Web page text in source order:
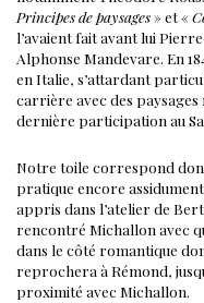
Principes de paysages» et «
l’avaient fait avant lui
Alphonse Mandevare. En
en Italie, s’attardant
carrière avec des
dernière participation au
Notre toile correspond
pratique encore
appris dans l’atelier de
rencontré Michallon avec
dans le côté romantique
reprochera à Rémond,
proximité avec Michallon.